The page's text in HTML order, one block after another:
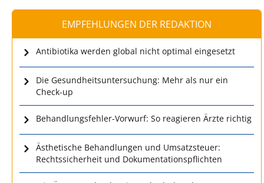
EMPFEHLUNGEN DER REDAKTION
Antibiotika werden global nicht optimal eingesetzt
Die Gesundheitsuntersuchung: Mehr als nur ein
Check-up
Behandlungsfehler-Vorwurf: So reagieren Ärzte richtig
Ästhetische Behandlungen und Umsatzsteuer:
Rechtssicherheit und Dokumentationspflichten